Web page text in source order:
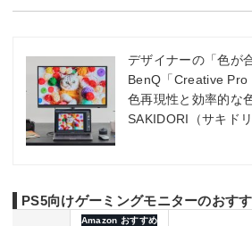
デザイナーの「色が
BenQ「Creative Pro
色再現性と効率的な
SAKIDORI（サキドリ
PS5向けゲーミングモニターのおす
Amazon おすすめ